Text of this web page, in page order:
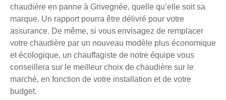
chaudière en panne à Grivegnée, quelle qu’elle soit sa
marque. Un rapport pourra être délivré pour votre
assurance. De même, si vous envisagez de remplacer
votre chaudière par un nouveau modèle plus économique
et écologique, un chauffagiste de notre équipe vous
conseillera sur le meilleur choix de chaudière sur le
marché, en fonction de votre installation et de votre
budget.